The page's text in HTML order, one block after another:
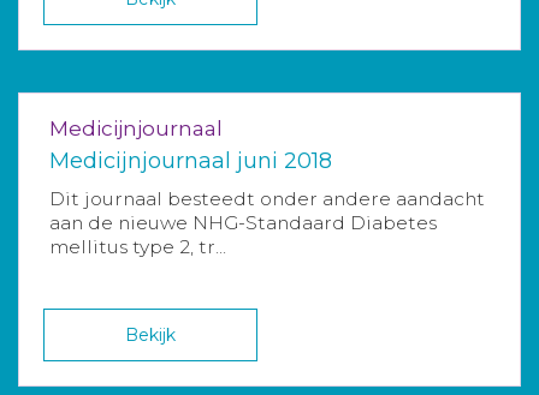
Medicijnjournaal
Medicijnjournaal juni 2018
Dit journaal besteedt onder andere aandacht
aan de nieuwe NHG-Standaard Diabetes
mellitus type 2, tr...
Bekijk